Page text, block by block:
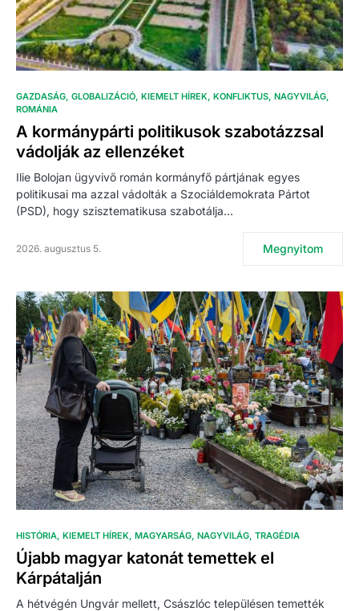
GAZDASÁG GLOBALIZÁCIÓ KIEMELT HÍREK KONFLIKTUS NAGYVILÁG
ROMÁNIA
A kormánypárti politikusok szabotázzsal
vádolják az ellenzéket
Ilie Bolojan ügyvivő román kormányfő pártjának egyes
politikusai ma azzal vádolták a Szociáldemokrata Pártot
(PSD), hogy szisztematikusa szabotálja…
2026. augusztus 5. Megnyitom
HISTÓRIA KIEMELT HÍREK MAGYARSÁG NAGYVILÁG TRAGÉDIA
Újabb magyar katonát temettek el
Kárpátalján
A hétvégén Ungvár mellett, Császlóc településen temették